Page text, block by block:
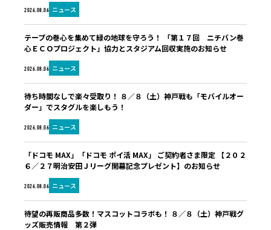
2026.08.06 ニュース
2026.08.06 ニュース
テープの巻心を集めて緑の地球を守ろう！ 「第１７回 ニチバン巻
心ＥＣＯプロジェクト」協力とスタジアム回収実施のお知らせ
2026.08.06 ニュース
待ち時間なしで楽々受取り！ ８／８（土）神戸戦も「モバイルオー
ダー」でスタグルを楽しもう！
2026.08.06 ニュース
「ドコモ MAX」「ドコモ ポイ活 MAX」 ご契約者さま限定 【２０２
６／２７明治安田Ｊリーグ開幕記念プレゼント】のお知らせ
待望の再販商品多数！マスコットコラボも！ ８／８（土）神戸戦グ
ッズ販売情報 第２弾